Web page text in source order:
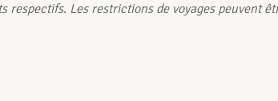
respectifs. Les restrictions de voyages peuvent